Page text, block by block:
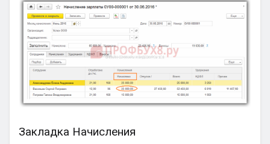
Закладка Начисления